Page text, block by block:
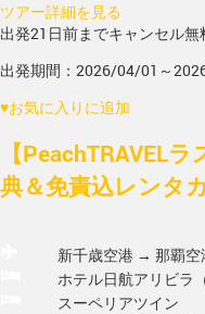
ツアー詳細を見る
出発21日前までキャンセル無
出発期間：2026/04/01～
♥お気に入りに追加
【PeachTRAVEL
典＆免責込レンタ
新千歳空港 → 那覇空
ホテル日航アリビラ
スーペリアツイン